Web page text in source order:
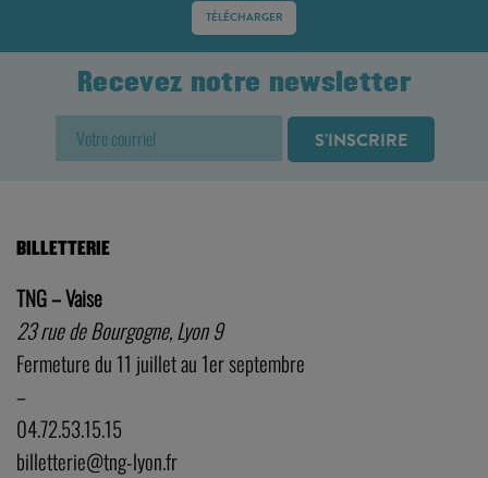
TÉLÉCHARGER
Recevez notre newsletter
BILLETTERIE
TNG – Vaise
23 rue de Bourgogne, Lyon 9
Fermeture du 11 juillet au 1er septembre
–
04.72.53.15.15
billetterie@tng-lyon.fr